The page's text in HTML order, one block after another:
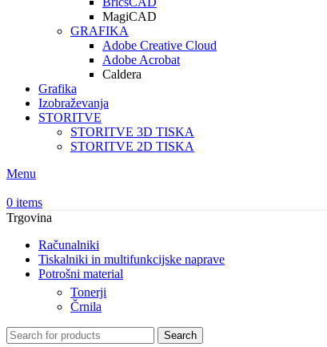
MagiCAD
GRAFIKA
Adobe Creative Cloud
Adobe Acrobat
Caldera
Grafika
Izobraževanja
STORITVE
STORITVE 3D TISKA
STORITVE 2D TISKA
Menu
0 items
Trgovina
Računalniki
Tiskalniki in multifunkcijske naprave
Potrošni material
Tonerji
Črnila
Search